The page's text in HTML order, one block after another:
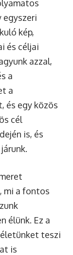
egyszeri
kép,
és céljai
azzal,
a
a
és egy közös
cél
is, és
mi a fontos
élünk. Ez a
teszi
is